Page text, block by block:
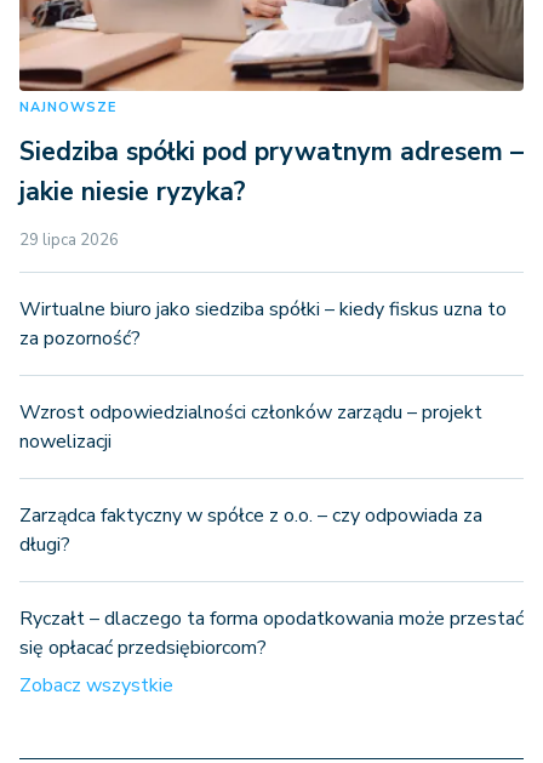
NAJNOWSZE
Siedziba spółki pod prywatnym adresem –
jakie niesie ryzyka?
29 lipca 2026
Wirtualne biuro jako siedziba spółki – kiedy fiskus uzna to
za pozorność?
Wzrost odpowiedzialności członków zarządu – projekt
nowelizacji
Zarządca faktyczny w spółce z o.o. – czy odpowiada za
długi?
Ryczałt – dlaczego ta forma opodatkowania może przestać
się opłacać przedsiębiorcom?
Zobacz wszystkie